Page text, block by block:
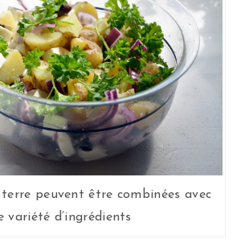
terre peuvent être combinées avec
variété d’ingrédients